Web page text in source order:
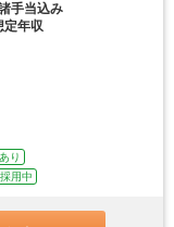
手当込み
定年収
り
用中